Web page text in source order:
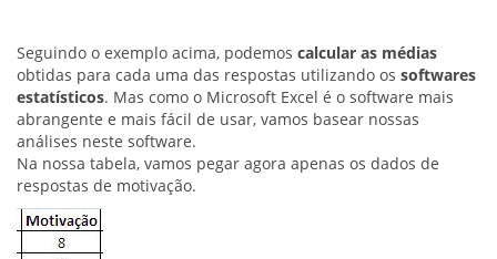
Seguindo o exemplo acima, podemos calcular as médias
obtidas para cada uma das respostas utilizando os softwares
estatísticos. Mas como o Microsoft Excel é o software mais
abrangente e mais fácil de usar, vamos basear nossas
análises neste software.
Na nossa tabela, vamos pegar agora apenas os dados de
respostas de motivação.